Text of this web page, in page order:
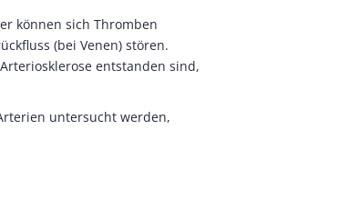
können sich Thromben
(bei Venen) stören.
entstanden sind,
untersucht werden,